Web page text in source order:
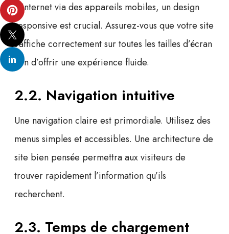
à Internet via des appareils mobiles, undesign
responsive est crucial. Assurez-vous que votre site
s’affiche correctement sur toutes les tailles d’écran
afin d’offrir une expérience fluide.
2.2. Navigation intuitive
Une navigation claire est primordiale. Utilisez des
menus simples et accessibles. Une architecture de
site bien pensée permettra aux visiteurs de
trouver rapidement l’information qu’ils
recherchent.
2.3. Temps de chargement